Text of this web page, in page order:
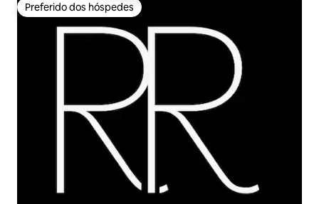
Preferido dos hóspedes
Preferido dos hóspedes